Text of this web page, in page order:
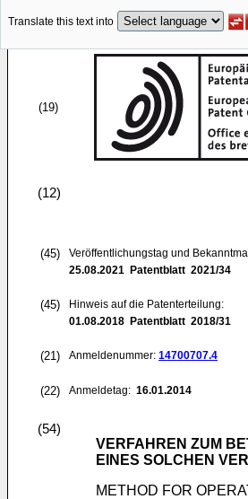
Translate this text into
(19)
(12)
(45)
Veröffentlichungstag und
25.08.2021 Patentblatt 2021/34
(45)
Hinweis auf die Patenterteilung:
01.08.2018 Patentblatt 2018/31
(21) Anmeldenummer: 14700707.4
(22) Anmeldetag: 16.01.2014
(54)
VERFAHREN ZUM
EINES SOLCHEN
METHOD FOR